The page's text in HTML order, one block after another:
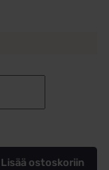
hopeaa
määrä
Lisää ostoskoriin